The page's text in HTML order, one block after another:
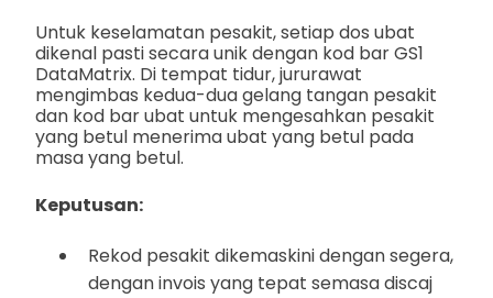
Untuk keselamatan pesakit, setiap dos ubat
dikenal pasti secara unik dengan kod bar GS1
DataMatrix. Di tempat tidur, jururawat
mengimbas kedua-dua gelang tangan pesakit
dan kod bar ubat untuk mengesahkan pesakit
yang betul menerima ubat yang betul pada
masa yang betul.
Keputusan:
Rekod pesakit dikemaskini dengan segera,
dengan invois yang tepat semasa discaj